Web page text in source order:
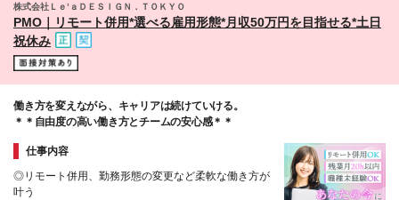
て相談の上決定 ■業務委託での勤務も相談OKです
株式会社Ｌｅ’ａＤＥＳＩＧＮ．ＴＯＫＹＯ
PMO｜リモート併用*選べる雇用形態*月収50万円を目指せる*土日
祝休み
働き方を変えながら、キャリアは続けていける。
＊＊自由度の高い働き方とチームの安心感＊＊
仕事内容
◎リモート併用、勤務形態の変更など柔軟な働き方が
叶う